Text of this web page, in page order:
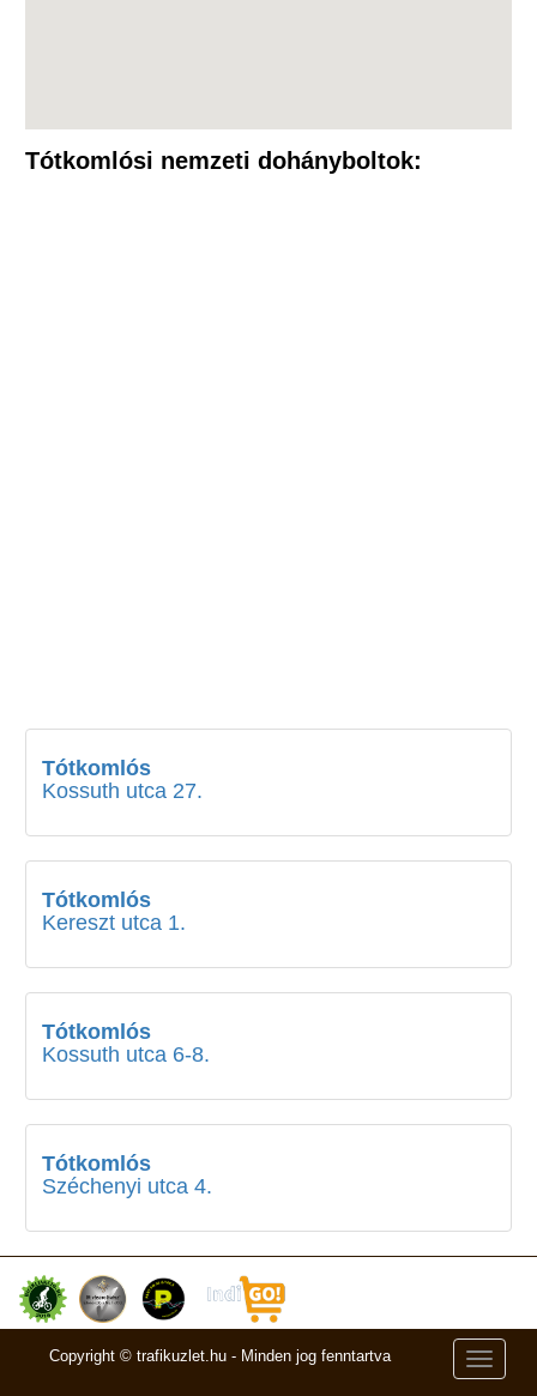
Tótkomlósi nemzeti dohányboltok:
Tótkomlós
Kossuth utca 27.
Tótkomlós
Kereszt utca 1.
Tótkomlós
Kossuth utca 6-8.
Tótkomlós
Széchenyi utca 4.
Toggle
Copyright © trafikuzlet.hu - Minden jog fenntartva